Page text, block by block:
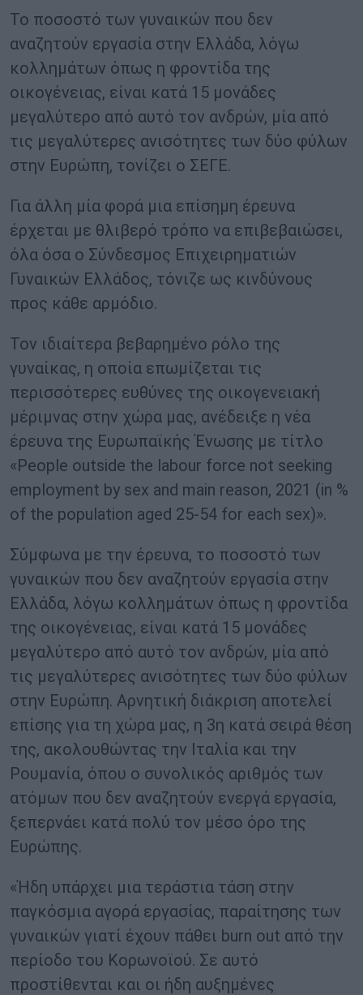
Το ποσοστό των γυναικών που δεν
αναζητούν εργασία στην Ελλάδα, λόγω
κολλημάτων όπως η φροντίδα της
οικογένειας, είναι κατά 15 μονάδες
μεγαλύτερο από αυτό τον ανδρών, μία από
τις μεγαλύτερες ανισότητες των δύο φύλων
στην Ευρώπη, τονίζει ο ΣΕΓΕ.
Για άλλη μία φορά μια επίσημη έρευνα
έρχεται με θλιβερό τρόπο να επιβεβαιώσει,
όλα όσα ο Σύνδεσμος Επιχειρηματιών
Γυναικών Ελλάδος, τόνιζε ως κινδύνους
προς κάθε αρμόδιο.
Τον ιδιαίτερα βεβαρημένο ρόλο της
γυναίκας, η οποία επωμίζεται τις
περισσότερες ευθύνες της οικογενειακή
μέριμνας στην χώρα μας, ανέδειξε η νέα
έρευνα της Ευρωπαϊκής Ένωσης με τίτλο
«People outside the labour force not seeking
employment by sex and main reason, 2021 (in %
of the population aged 25-54 for each sex)».
Σύμφωνα με την έρευνα, το ποσοστό των
γυναικών που δεν αναζητούν εργασία στην
Ελλάδα, λόγω κολλημάτων όπως η φροντίδα
της οικογένειας, είναι κατά 15 μονάδες
μεγαλύτερο από αυτό τον ανδρών, μία από
τις μεγαλύτερες ανισότητες των δύο φύλων
στην Ευρώπη. Αρνητική διάκριση αποτελεί
επίσης για τη χώρα μας, η 3η κατά σειρά θέση
της, ακολουθώντας την Ιταλία και την
Ρουμανία, όπου ο συνολικός αριθμός των
ατόμων που δεν αναζητούν ενεργά εργασία,
ξεπερνάει κατά πολύ τον μέσο όρο της
Ευρώπης.
«Ήδη υπάρχει μια τεράστια τάση στην
παγκόσμια αγορά εργασίας, παραίτησης των
γυναικών γιατί έχουν πάθει burn out από την
περίοδο του Κορωνοϊού. Σε αυτό
προστίθενται και οι ήδη αυξημένες